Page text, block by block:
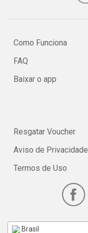
Como Funciona
FAQ
Baixar o app
Resgatar Voucher
Aviso de Privacidade
Termos de Uso
Brasil